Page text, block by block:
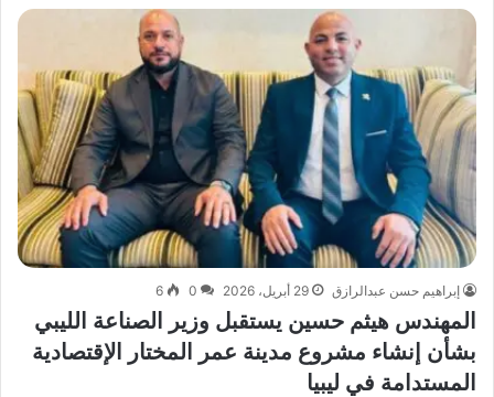
إبراهيم حسن عبدالرازق 29 أبريل، 2026 0
6
المهندس هيثم حسين يستقبل وزير الصناعة الليبي
بشأن إنشاء مشروع مدينة عمر المختار الإقتصادية
المستدامة في ليبيا